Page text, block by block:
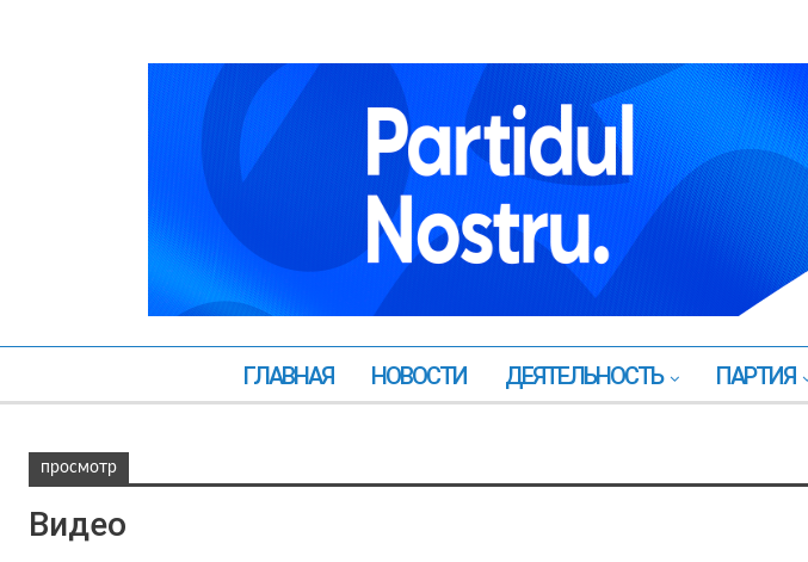
ГЛАВНАЯ НОВОСТИ ДЕЯТЕЛЬНОСТЬ ПАРТИЯ
просмотр
Видео